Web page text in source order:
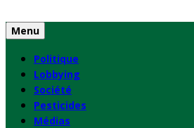
to
content
Menu
Politique
Lobbying
Société
Pesticides
Médias